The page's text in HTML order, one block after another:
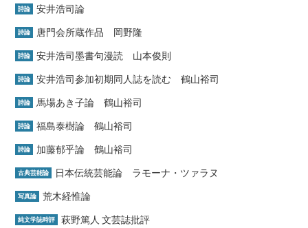
詩論 安井浩司論
詩論 唐門会所蔵作品 岡野隆
詩論 安井浩司墨書句漫読 山本俊則
詩論 安井浩司参加初期同人誌を読む 鶴山裕司
詩論 馬場あき子論 鶴山裕司
詩論 福島泰樹論 鶴山裕司
詩論 加藤郁乎論 鶴山裕司
古典芸能論 日本伝統芸能論 ラモーナ・ツァラヌ
写真論 荒木経惟論
純文学誌時評 萩野篤人 文芸誌批評